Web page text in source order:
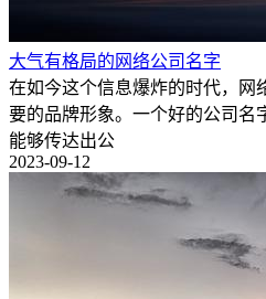
大气有格局的网络公司名字
在如今这个信息爆炸的时代，网
要的品牌形象。一个好的公司名
能够传达出公
2023-09-12